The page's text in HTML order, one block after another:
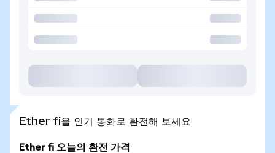
Ether fi을 인기 통화로 환전해 보세요
Ether fi 오늘의 환전 가격